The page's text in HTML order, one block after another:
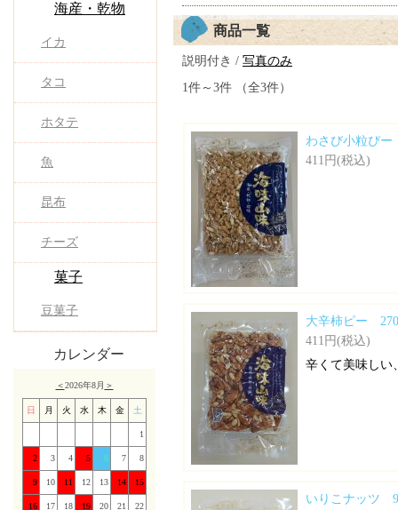
海産・乾物
イカ
タコ
ホタテ
魚
昆布
チーズ
菓子
豆菓子
カレンダー
＜2026年8月 ＞
日 月 火 水 木 金 土
1
2 3 4 5 6 7 8
9 10 11 12 13 14 15
16 17 18 19 20 21 22
商品一覧
説明付き / 写真のみ
1件～3件 （全3件）
わさび小粒ぴ
411円(税込)
大辛柿ピー
411円(税込)
辛くて美味しい
いりこナッツ